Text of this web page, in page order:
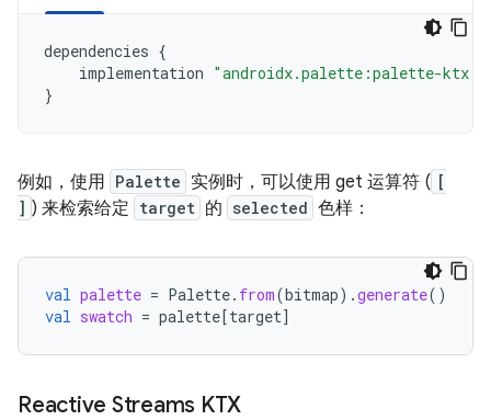
dependencies {
implementation "androidx.palette:palette-
}
例如，使用 Palette 实例时，可以使用 get 运算符 ( [
] ) 来检索给定 target 的 selected 色样：
val palette = Palette. from(bitmap).generate()
val swatch = palette[target]
Reactive Streams KTX